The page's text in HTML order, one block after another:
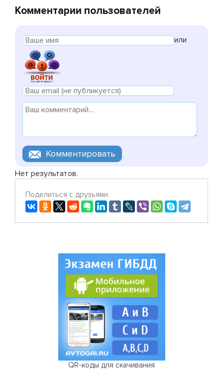
Комментарии пользователей
или
Нет результатов.
Поделиться с друзьями
QR-коды для скачивания